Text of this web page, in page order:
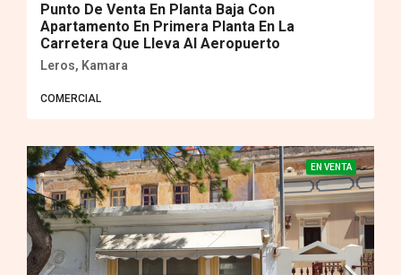
Punto De Venta En Planta Baja Con
Apartamento En Primera Planta En La
Carretera Que Lleva Al Aeropuerto
Leros, Kamara
COMERCIAL
EN VENTA